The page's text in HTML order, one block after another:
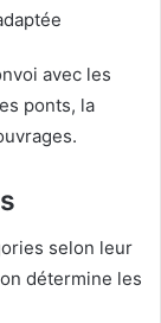
avec les
ponts, la
selon leur
détermine les